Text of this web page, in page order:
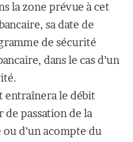
la zone prévue à cet
sa date de
de sécurité
dans le cas d’un
entraînera le débit
passation de la
d’un acompte du